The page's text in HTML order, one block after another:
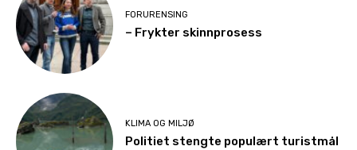
FORURENSING
– Frykter skinnprosess
KLIMA OG MILJØ
Politiet stengte populært turistmål